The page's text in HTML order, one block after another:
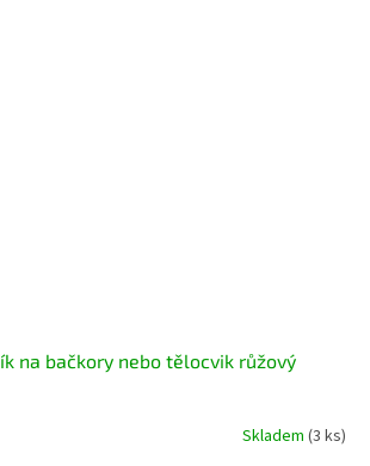
na bačkory nebo tělocvik růžový
Skladem (3 ks)